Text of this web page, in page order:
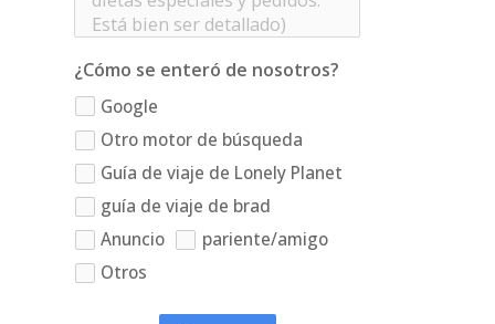
¿Cómo se enteró de nosotros?
Google
Otro motor de búsqueda
Guía de viaje de Lonely Planet
guía de viaje de brad
Anuncio
pariente/amigo
Otros